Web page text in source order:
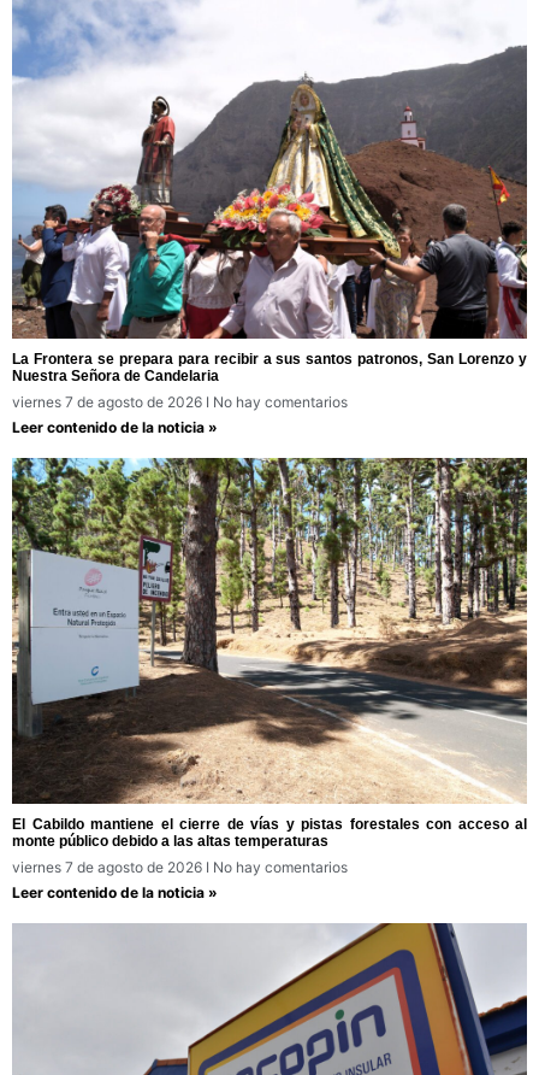
La Frontera se prepara para recibir a sus santos patronos, San Lorenzo y
Nuestra Señora de Candelaria
viernes 7 de agosto de 2026
No hay comentarios
Leer contenido de la noticia »
El Cabildo mantiene el cierre de vías y pistas forestales con acceso al
monte público debido a las altas temperaturas
viernes 7 de agosto de 2026
No hay comentarios
Leer contenido de la noticia »